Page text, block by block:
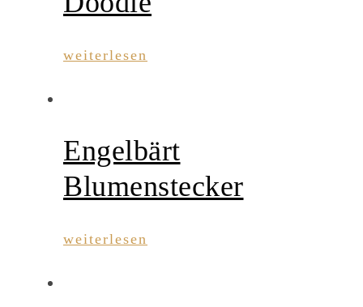
weiterlesen
Engelbärt
Blumenstecker
weiterlesen